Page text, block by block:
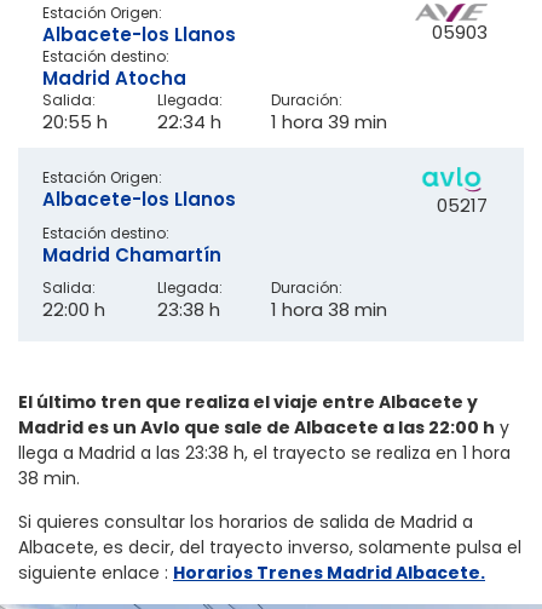
05903
Salida:
20:55 h
Llegada:
22:34 h
Duración:
1 hora 39 min
Estación Origen:
Albacete-los Llanos
Estación destino:
Madrid Atocha
05217
Salida:
22:00 h
Llegada:
23:38 h
Duración:
1 hora 38 min
Estación Origen:
Albacete-los Llanos
Estación destino:
Madrid Chamartín
El último tren que realiza el viaje entre Albacete y
Madrid es un Avlo que sale de Albacete a las 22:00 h y
llega a Madrid a las 23:38 h, el trayecto se realiza en 1 hora
38 min.
Si quieres consultar los horarios de salida de Madrid a
Albacete, es decir, del trayecto inverso, solamente pulsa el
siguiente enlace : Horarios Trenes Madrid Albacete.